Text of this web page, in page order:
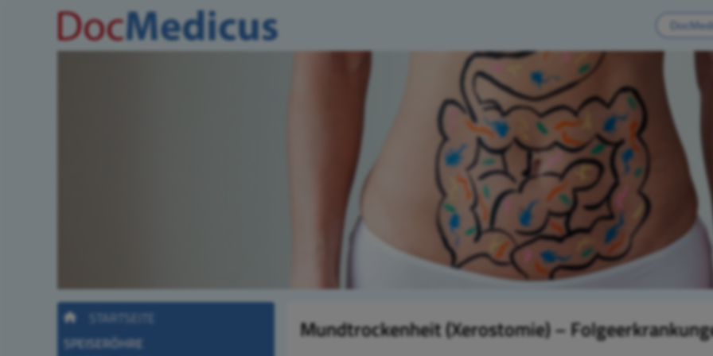
STARTSEITE
SPEISERÖHRE
Mundtrockenheit (Xerostomie) –